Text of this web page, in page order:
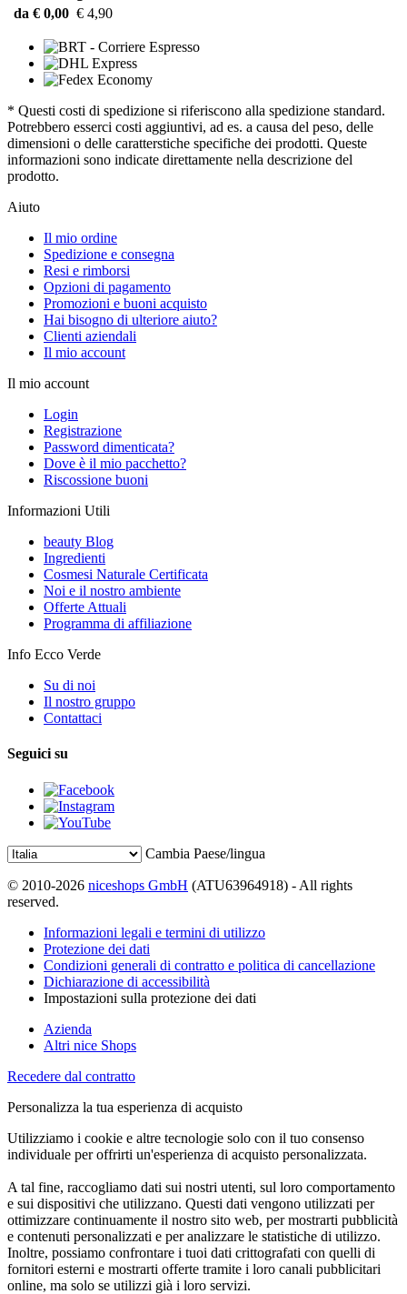
da € 0,00 € 4,90
* Questi costi di spedizione si riferiscono alla spedizione standard.
Potrebbero esserci costi aggiuntivi, ad es. a causa del peso, delle
dimensioni o delle caratterstiche specifiche dei prodotti. Queste
informazioni sono indicate direttamente nella descrizione del
prodotto.
Aiuto
Il mio ordine
Spedizione e consegna
Resi e rimborsi
Opzioni di pagamento
Promozioni e buoni acquisto
Hai bisogno di ulteriore aiuto?
Clienti aziendali
Il mio account
Il mio account
Login
Registrazione
Password dimenticata?
Dove è il mio pacchetto?
Riscossione buoni
Informazioni Utili
beauty Blog
Ingredienti
Cosmesi Naturale Certificata
Noi e il nostro ambiente
Offerte Attuali
Programma di affiliazione
Info Ecco Verde
Su di noi
Il nostro gruppo
Contattaci
Seguici su
Cambia Paese/lingua
© 2010-2026 niceshops GmbH (ATU63964918) - All rights
reserved.
Informazioni legali e termini di utilizzo
Protezione dei dati
Condizioni generali di contratto e politica di cancellazione
Dichiarazione di accessibilità
Impostazioni sulla protezione dei dati
Azienda
Altri nice Shops
Recedere dal contratto
Personalizza la tua esperienza di acquisto
Utilizziamo i cookie e altre tecnologie solo con il tuo consenso
individuale per offrirti un'esperienza di acquisto personalizzata.
A tal fine, raccogliamo dati sui nostri utenti, sul loro comportamento
e sui dispositivi che utilizzano. Questi dati vengono utilizzati per
ottimizzare continuamente il nostro sito web, per mostrarti pubblicità
e contenuti personalizzati e per analizzare le statistiche di utilizzo.
Inoltre, possiamo confrontare i tuoi dati crittografati con quelli di
fornitori esterni e mostrarti offerte tramite i loro canali pubblicitari
online, ma solo se utilizzi già i loro servizi.